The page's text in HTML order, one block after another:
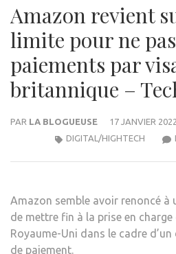
Amazon revient
limite pour ne
paiements par
britannique –
PAR LA BLOGUEUSE
17 JANVIER 2022
DIGITAL/HIGHTECH
Amazon semble avoir renoncé à
de mettre fin à la prise en
Royaume-Uni dans le cadre
de paiement.